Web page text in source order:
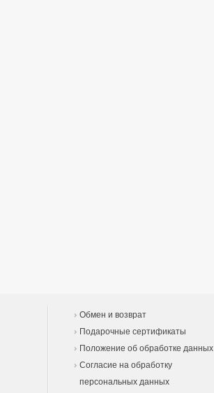
Обмен и возврат
Подарочные сертификаты
Положение об обработке данных
Согласие на обработку
персональных данных